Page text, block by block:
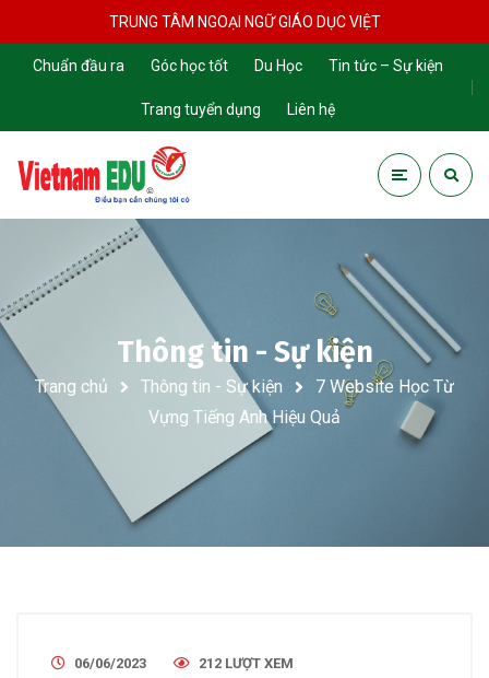
TRUNG TÂM NGOẠI NGỮ GIÁO DỤC VIỆT
Chuẩn đầu ra Góc học tốt Du Học Tin tức – Sự kiện
Trang tuyển dụng Liên hệ
Thông tin - Sự kiện
Trang chủ Thông tin - Sự kiện
7 Website Học Từ
Vựng Tiếng Anh Hiệu Quả
06/06/2023
212 LƯỢT XEM